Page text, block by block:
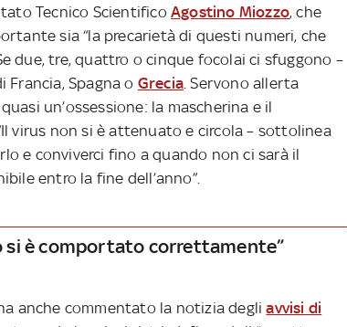
Tecnico ScientificoAgostino Miozzo, che
sia “la precarietà di questi numeri, che
due, tre, quattro o cinque focolai ci sfuggono –
Spagna o Grecia. Servono allerta
un’ossessione: la mascherina e il
virus non si è attenuato e circola – sottolinea
e conviverci fino a quando non ci sarà il
entro la fine dell’anno”.
si è comportato correttamente”
anche commentato la notizia degliavvisi di